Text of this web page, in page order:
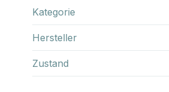
Kategorie
Hersteller
Zustand